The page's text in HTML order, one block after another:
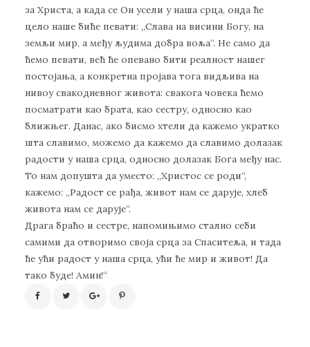
за Христа, а када се Он усели у наша срца, онда ће
цело наше биће певати: „Слава на висини Богу, на
земљи мир, а међу људима добра воља“. Не само да
ћемо певати, већ ће опевано бити реалност нашег
постојања, а конкретна пројава тога видљива на
нивоу свакодневног живота: свакога човека ћемо
посматрати као брата, као сестру, односно као
ближњег. Данас, ако бисмо хтели да кажемо укратко
шта славимо, можемо да кажемо да славимо долазак
радости у наша срца, односно долазак Бога међу нас.
То нам допушта да уместо: „Христос се роди“,
кажемо: „Радост се рађа, живот нам се дарује, хлеб
живота нам се дарује“.
Драга браћо и сестре, напомињимо стално себи
самими да отворимо своја срца за Спаситеља, и тада
ће ући радост у наша срца, ући ће мир и живот! Да
тако буде! Амин!“